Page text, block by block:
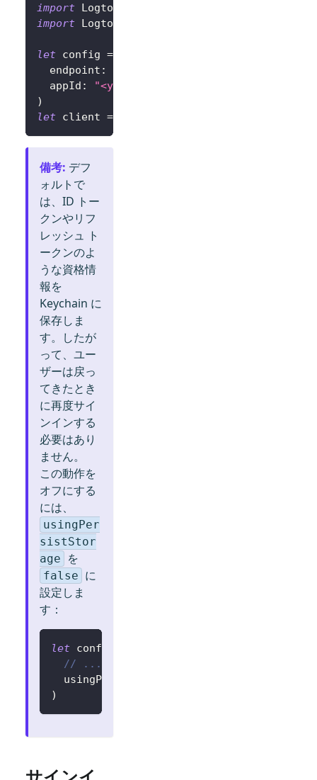
import Logto
import LogtoClient
let config =
  endpoint
:
  appId
:
"<your-app-id>"
)
let client =
備考: デフ
ォルトで
は、ID トー
クンやリフ
レッシュ ト
ークンのよ
うな資格情
報を
Keychain に
保存しま
す。したが
って、ユー
ザーは戻っ
てきたとき
に再度サイ
ンインする
必要はあり
ません。
この動作を
オフにする
には、
usingPer
sistStor
age
を
false に
設定しま
す：
let config
// ...
  usingPersistStorage
)